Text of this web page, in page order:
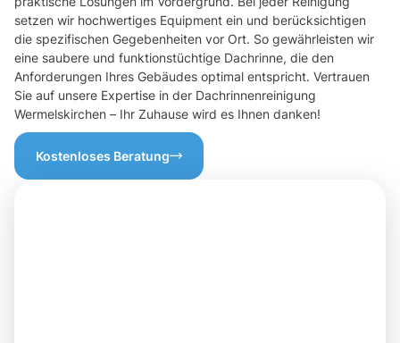
setzen wir hochwertiges Equipment ein und berücksichtigen
die spezifischen Gegebenheiten vor Ort. So gewährleisten wir
eine saubere und funktionstüchtige Dachrinne, die den
Anforderungen Ihres Gebäudes optimal entspricht. Vertrauen
Sie auf unsere Expertise in der Dachrinnenreinigung
Wermelskirchen – Ihr Zuhause wird es Ihnen danken!
Kostenloses Beratung